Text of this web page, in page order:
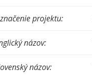
projektu:
názov:
názov: